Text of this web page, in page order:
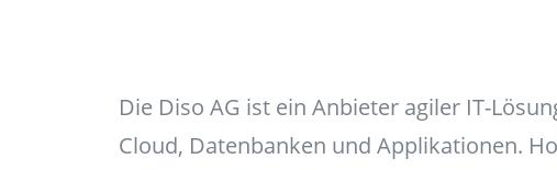
Die Diso AG ist ein Anbieter agiler IT-
Cloud, Datenbanken und Applikationen.